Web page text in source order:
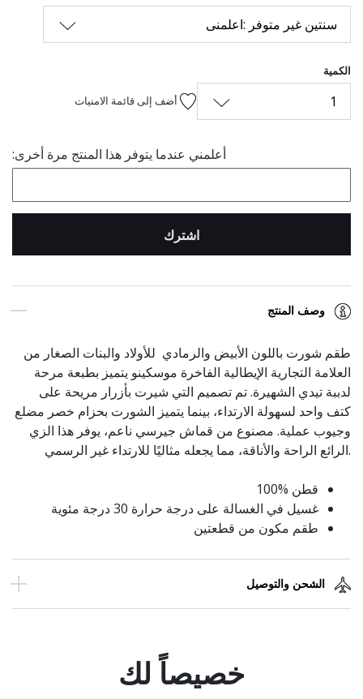
سنتين غير متوفر :اعلمنى
الكمية
1 أضف إلى قائمة الامنيات
أعلمني عندما يتوفر هذا المنتج مرة أخرى:
اشترك
وصف المنتج
طقم شورت باللون الأبيض والرمادي للأولاد والبنات الصغار من
العلامة التجارية الإيطالية الفاخرة موسكينو يتميز بطبعة مرحة
لدببة تيدي الشهيرة. تم تصميم التي شيرت بأزرار مريحة على
كتف واحد لسهولة الارتداء، بينما يتميز الشورت بحزام خصر مضلع
وجيوب عملية. مصنوع من قماش جيرسي ناعم، يوفر هذا الزي
الرائع الراحة والأناقة، مما يجعله مثاليًا للارتداء غير الرسمي.
100% قطن
غسيل في الغسالة على درجة حرارة 30 درجة مئوية
طقم مكون من قطعتين
الشحن والتوصيل
خصيصاً لك